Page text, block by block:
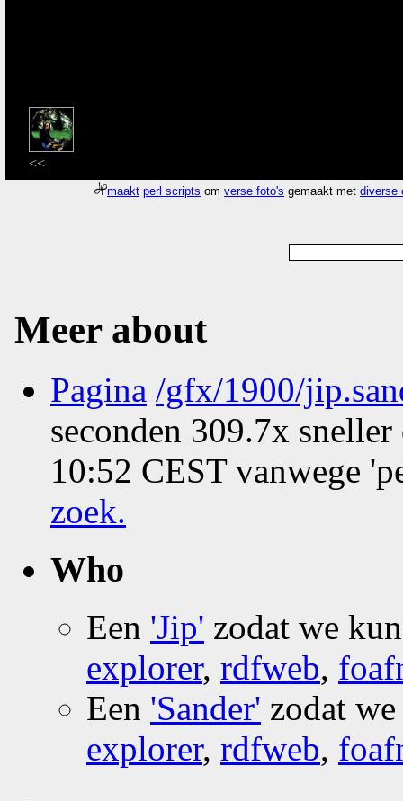
<<
maakt perl scripts omverse foto's gemaakt metdiverse
Meer about
Pagina /gfx/1900/
seconden 309.7x
10:52 CEST vanwege
zoek.
Who
Een 'Jip' zodat we
explorer, rdfweb,
Een 'Sander' zodat
explorer, rdfweb,